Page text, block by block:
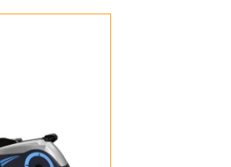
не смотря
конструкции,
выполнены все
нюансы. Вполне
кг